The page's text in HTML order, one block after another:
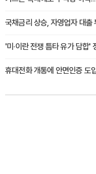
국채금리 상승, 자영업자 대출
'미·이란 전쟁 틈타 유가 담합
휴대전화 개통에 안면인증 도